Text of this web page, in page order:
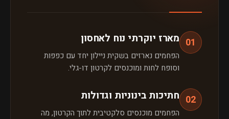
01 מארז יוקרתי נוח לאחסון
הפחמים נארזים בשקית ניילון יחד עם כפפות
וסופח לחות ומוכנסים לקרטון דו-גלי.
02 חתיכות בינוניות וגדולות
הפחמים מוכנסים סלקטיבית לתוך הקרטון, מה